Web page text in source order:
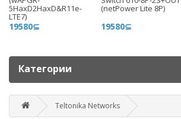
Наш адрес
+996 775 710 060
5HaxD2HaxD&R11e-
LTE7)
19580⊆
(netPower Lite 8P)
19580⊆
Категории
Teltonika Networks